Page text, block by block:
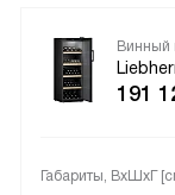
191
Габариты, ВxШxГ